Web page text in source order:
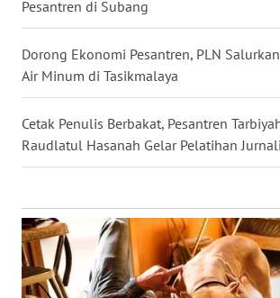
Pesantren di Subang
Dorong Ekonomi Pesantren, PLN
Air Minum di Tasikmalaya
Cetak Penulis Berbakat, Pesantren
Raudlatul Hasanah Gelar Pelatihan
WN
WN
BALI
WN